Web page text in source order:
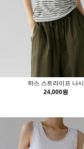
하스 스트라이프 나시
24,000원